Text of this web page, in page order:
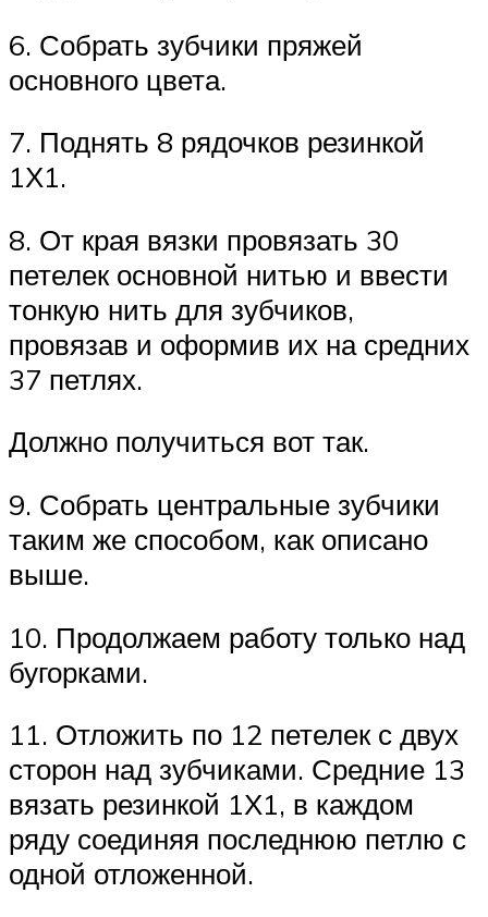
6. Собрать зубчики пряжей
основного цвета.
7. Поднять 8 рядочков резинкой
1Х1.
8. От края вязки провязать 30
петелек основной нитью и ввести
тонкую нить для зубчиков,
провязав и оформив их на средних
37 петлях.
Должно получиться вот так.
9. Собрать центральные зубчики
таким же способом, как описано
выше.
10. Продолжаем работу только над
бугорками.
11. Отложить по 12 петелек с двух
сторон над зубчиками. Средние 13
вязать резинкой 1Х1, в каждом
ряду соединяя последнюю петлю с
одной отложенной.